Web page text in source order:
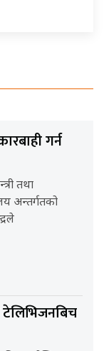
गर्न
तथा
अन्तर्गतको